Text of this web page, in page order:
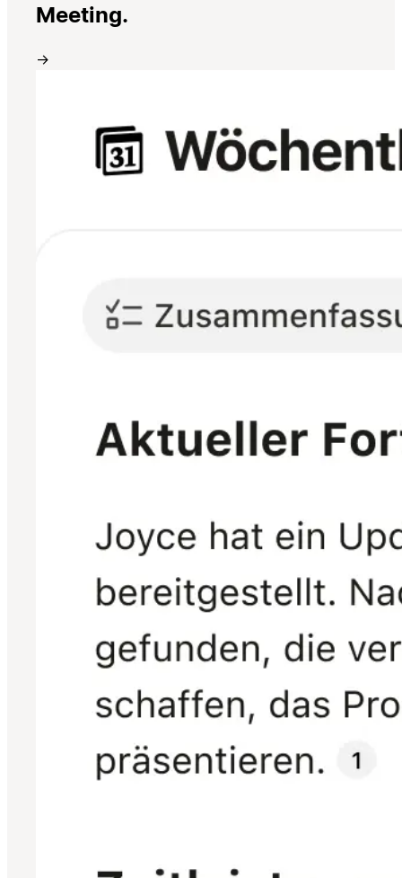
Meeting.
→